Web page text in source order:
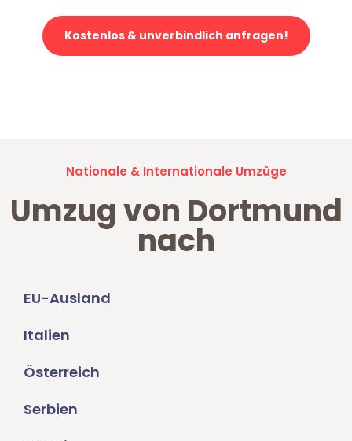
Kostenlos & unverbindlich anfragen!
Nationale & Internationale Umzüge
Umzug von Dortmund
nach
EU-Ausland
Italien
Österreich
Serbien